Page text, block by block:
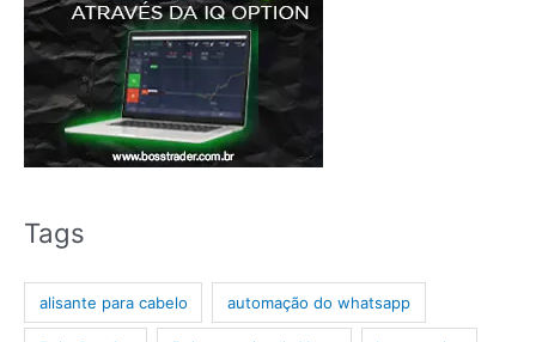
Tags
alisante para cabelo automação do whatsapp